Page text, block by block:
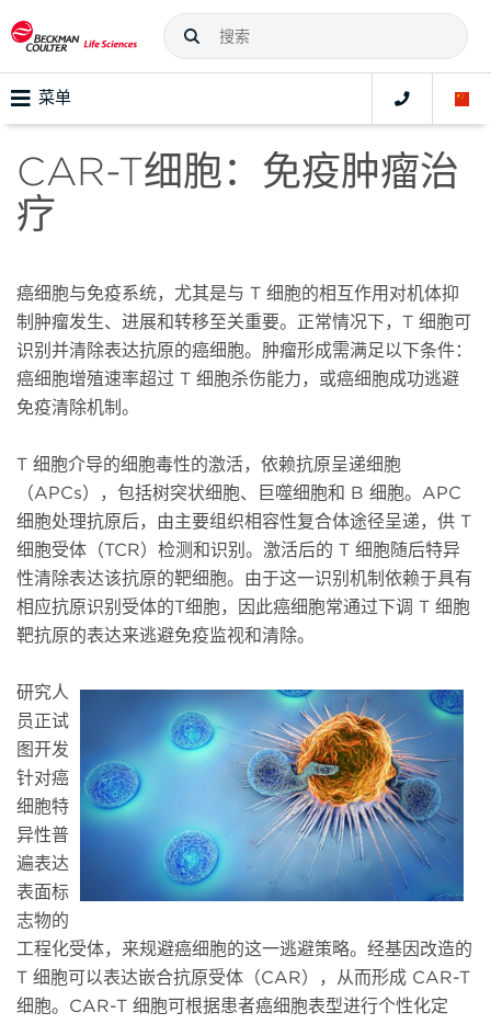
菜单
CAR-T细胞：免疫肿瘤治
疗
癌细胞与免疫系统，尤其是与 T 细胞的相互作用对机体抑
制肿瘤发生、进展和转移至关重要。正常情况下，T 细胞可
识别并清除表达抗原的癌细胞。肿瘤形成需满足以下条件：
癌细胞增殖速率超过 T 细胞杀伤能力，或癌细胞成功逃避
免疫清除机制。
T 细胞介导的细胞毒性的激活，依赖抗原呈递细胞
（APCs），包括树突状细胞、巨噬细胞和 B 细胞。APC
细胞处理抗原后，由主要组织相容性复合体途径呈递，供 T
细胞受体（TCR）检测和识别。激活后的 T 细胞随后特异
性清除表达该抗原的靶细胞。由于这一识别机制依赖于具有
相应抗原识别受体的T细胞，因此癌细胞常通过下调 T 细胞
靶抗原的表达来逃避免疫监视和清除。
研究人
员正试
图开发
针对癌
细胞特
异性普
遍表达
表面标
志物的
工程化受体，来规避癌细胞的这一逃避策略。经基因改造的
T 细胞可以表达嵌合抗原受体（CAR），从而形成 CAR-T
细胞。CAR-T 细胞可根据患者癌细胞表型进行个性化定